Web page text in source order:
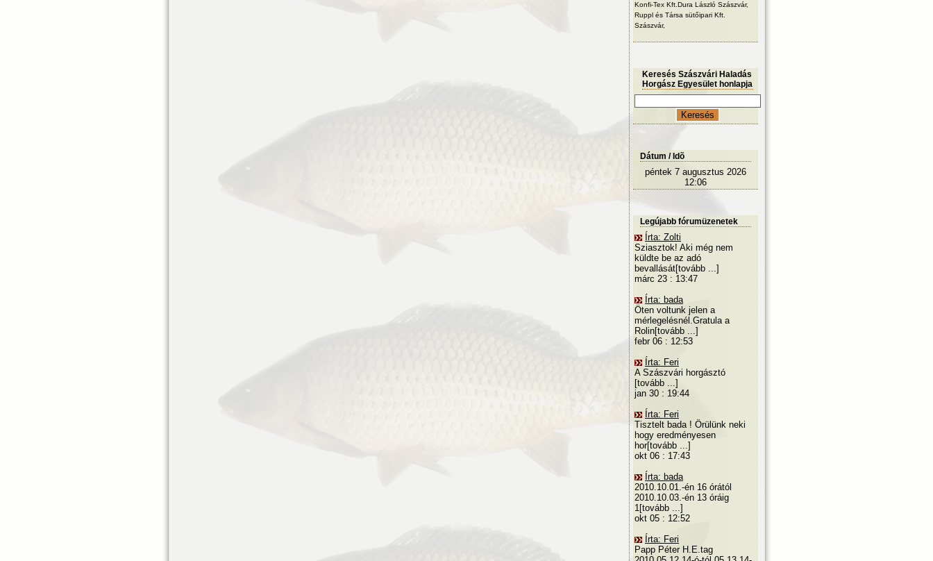
Konfi-Tex Kft.Dura László Szászvár,
Ruppl és Társa sütőipari Kft.
Szászvár,
Keresés Szászvári Haladás
Horgász Egyesület honlapja
Dátum / Idõ
péntek 7 augusztus 2026
12:06
Legújabb fórumüzenetek
Írta: Zolti
Sziasztok! Aki még nem
küldte be az adó
bevallását[tovább ...]
márc 23 : 13:47
Írta: bada
Öten voltunk jelen a
mérlegelésnél.Gratula a
Rolin[tovább ...]
febr 06 : 12:53
Írta: Feri
A Szászvári horgásztó
[tovább ...]
jan 30 : 19:44
Írta: Feri
Tisztelt bada ! Örülünk neki
hogy eredményesen
hor[tovább ...]
okt 06 : 17:43
Írta: bada
2010.10.01.-én 16 órától
2010.10.03.-én 13 óráig
1[tovább ...]
okt 05 : 12:52
Írta: Feri
Papp Péter H.E.tag